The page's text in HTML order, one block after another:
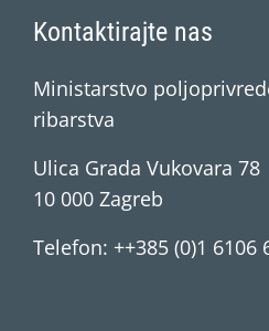
Kontaktirajte nas
Ministarstvo
ribarstva
Ulica Grada Vukovara 78
10 000 Zagreb
Telefon: ++385 (0)1 6106